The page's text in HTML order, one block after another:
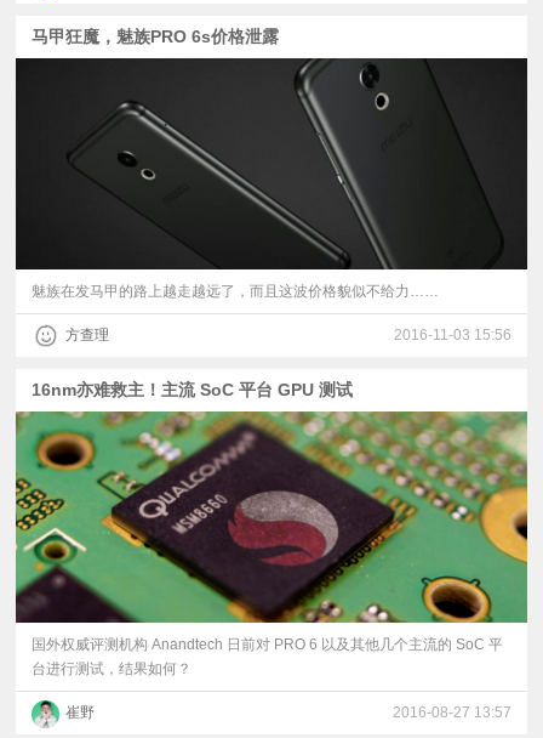
普
验
专
题
马甲狂魔，魅族PRO 6s价格泄露
魅族在发马甲的路上越走越远了，而且这波价格貌似不给力……
方查理 2016-11-03 15:56
16nm亦难救主！主流 SoC 平台 GPU 测试
国外权威评测机构 Anandtech 日前对 PRO 6 以及其他几个主流的 SoC 平
台进行测试，结果如何？
崔野 2016-08-27 13:57